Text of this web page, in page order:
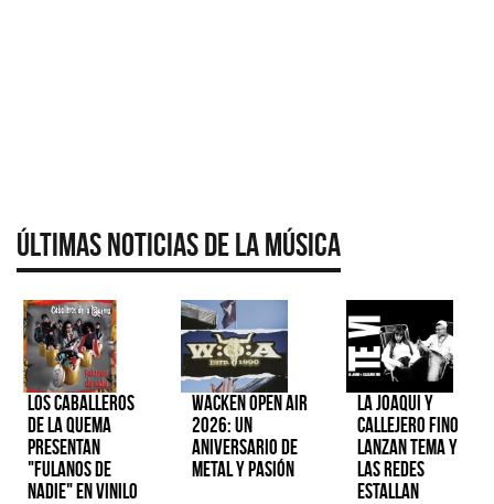
Últimas Noticias de la Música
Los Caballeros
de la Quema
presentan
"Fulanos de
Nadie" en vinilo
Wacken Open Air
2026: Un
aniversario de
metal y pasión
La Joaqui y
Callejero Fino
lanzan tema y
las redes
estallan